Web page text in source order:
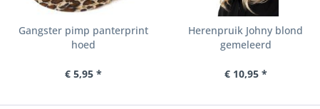
Gangster pimp panterprint
hoed
€ 5,95 *
Herenpruik Johny blond
gemeleerd
€ 10,95 *